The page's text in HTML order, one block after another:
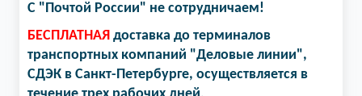
С "Почтой России" не сотрудничаем!
БЕСПЛАТНАЯ доставка до терминалов
транспортных компаний "Деловые линии",
СДЭК в Санкт-Петербурге, осуществляется в